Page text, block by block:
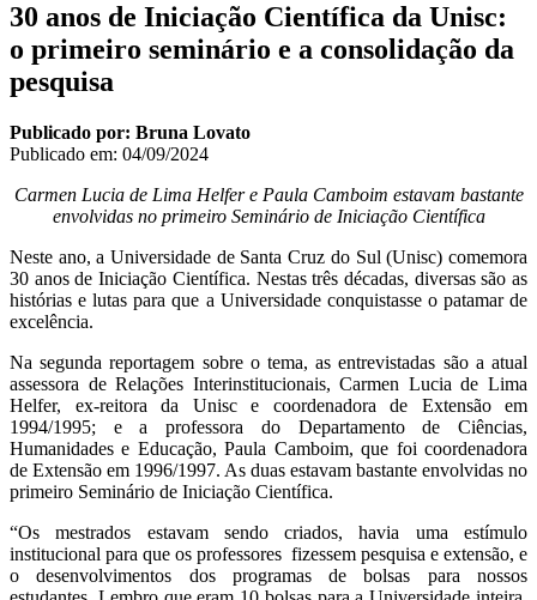
30 anos de Iniciação Científica da Unisc:
o primeiro seminário e a consolidação da
pesquisa
Publicado por: Bruna Lovato
Publicado em: 04/09/2024
Carmen Lucia de Lima Helfer e Paula Camboim estavam bastante
envolvidas no primeiro Seminário de Iniciação Científica
Neste ano, a Universidade de Santa Cruz do Sul (Unisc) comemora
30 anos de Iniciação Científica. Nestas três décadas, diversas são as
histórias e lutas para que a Universidade conquistasse o patamar de
excelência.
Na segunda reportagem sobre o tema, as entrevistadas são a atual
assessora de Relações Interinstitucionais, Carmen Lucia de Lima
Helfer, ex-reitora da Unisc e coordenadora de Extensão em
1994/1995; e a professora do Departamento de Ciências,
Humanidades e Educação, Paula Camboim, que foi coordenadora
de Extensão em 1996/1997. As duas estavam bastante envolvidas no
primeiro Seminário de Iniciação Científica.
“Os mestrados estavam sendo criados, havia uma estímulo
institucional para que os professores fizessem pesquisa e extensão, e
o desenvolvimentos dos programas de bolsas para nossos